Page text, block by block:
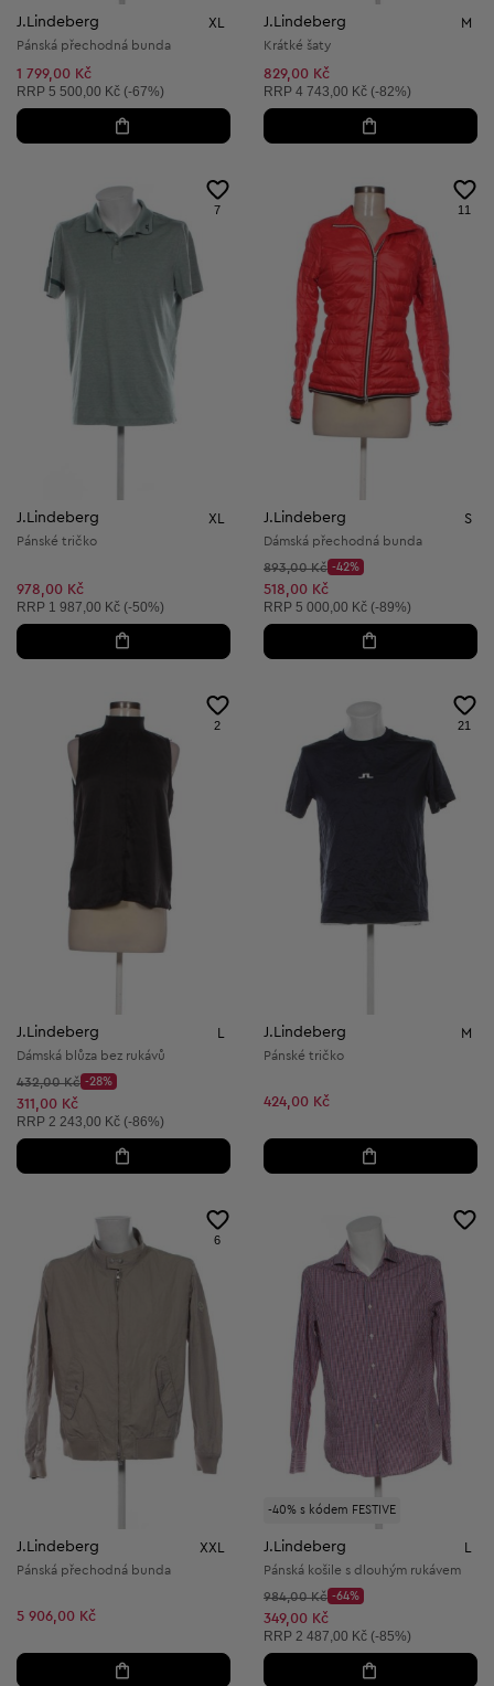
J.Lindeberg XL
Pánská přechodná bunda
1 799,00 Kč
Doporučená cena:
RRP 5 500,00 Kč (-67%)
J.Lindeberg M
Krátké šaty
829,00 Kč
Doporučená cena:
RRP 4 743,00 Kč (-82%)
7
J.Lindeberg XL
Pánské tričko
978,00 Kč
Doporučená cena:
RRP 1 987,00 Kč (-50%)
11
J.Lindeberg S
Dámská přechodná bunda
Původní cena:
893,00 Kč
Discount Price:
-42%
Snížená cena:
518,00 Kč
Doporučená cena:
RRP 5 000,00 Kč (-89%)
2
J.Lindeberg L
Dámská blůza bez rukávů
Původní cena:
432,00 Kč
Discount Price:
-28%
Snížená cena:
311,00 Kč
Doporučená cena:
RRP 2 243,00 Kč (-86%)
21
J.Lindeberg M
Pánské tričko
424,00 Kč
6
J.Lindeberg XXL
Pánská přechodná bunda
5 906,00 Kč
-40% s kódem FESTIVE
J.Lindeberg L
Pánská košile s dlouhým rukávem
Původní cena:
984,00 Kč
Discount Price:
-64%
Snížená cena:
349,00 Kč
Doporučená cena:
RRP 2 487,00 Kč (-85%)